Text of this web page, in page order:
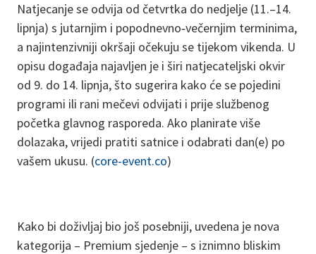
Natjecanje se odvija od četvrtka do nedjelje (11.–14.
lipnja) s jutarnjim i popodnevno‑večernjim terminima,
a najintenzivniji okršaji očekuju se tijekom vikenda. U
opisu događaja najavljen je i širi natjecateljski okvir
od 9. do 14. lipnja, što sugerira kako će se pojedini
programi ili rani mečevi odvijati i prije službenog
početka glavnog rasporeda. Ako planirate više
dolazaka, vrijedi pratiti satnice i odabrati dan(e) po
vašem ukusu. (core-event.co)
Kako bi doživljaj bio još posebniji, uvedena je nova
kategorija – Premium sjedenje – s iznimno bliskim